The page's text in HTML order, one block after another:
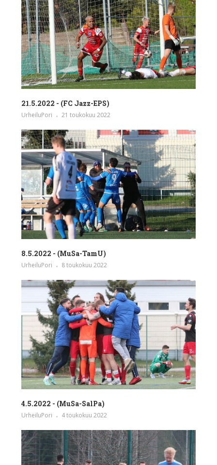
21.5.2022 - (FC Jazz-EPS)
UrheiluPori 21 toukokuu 2022
8.5.2022 - (MuSa-TamU)
UrheiluPori 8 toukokuu 2022
4.5.2022 - (MuSa-SalPa)
UrheiluPori 4 toukokuu 2022